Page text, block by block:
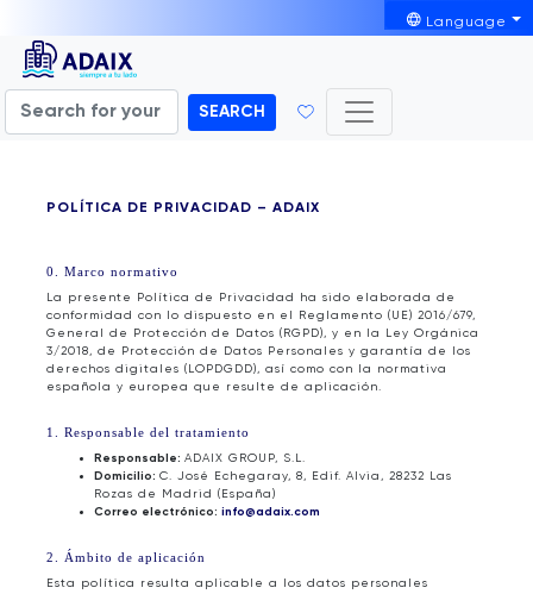
Language
SEARCH
POLÍTICA DE PRIVACIDAD – ADAIX
0. Marco normativo
La presente Política de Privacidad ha sido elaborada de
conformidad con lo dispuesto en el Reglamento (UE) 2016/679,
General de Protección de Datos (RGPD), y en la Ley Orgánica
3/2018, de Protección de Datos Personales y garantía de los
derechos digitales (LOPDGDD), así como con la normativa
española y europea que resulte de aplicación.
1. Responsable del tratamiento
Responsable: ADAIX GROUP, S.L.
Domicilio: C. José Echegaray, 8, Edif. Alvia, 28232 Las
Rozas de Madrid (España)
Correo electrónico: info@adaix.com
2. Ámbito de aplicación
Esta política resulta aplicable a los datos personales